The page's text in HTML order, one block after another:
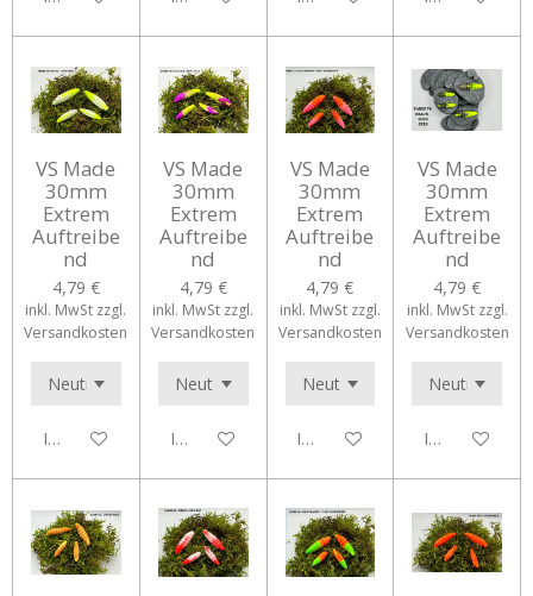
VS Made
30mm
Extrem
Auftreibe
nd
4,79 €
inkl. MwSt zzgl.
Versandkosten
In den Warenkorb
VS Made
30mm
Extrem
Auftreibe
nd
4,79 €
inkl. MwSt zzgl.
Versandkosten
In den Warenkorb
VS Made
30mm
Extrem
Auftreibe
nd
4,79 €
inkl. MwSt zzgl.
Versandkosten
In den Warenkorb
VS Made
30mm
Extrem
Auftreibe
nd
4,79 €
inkl. MwSt zzgl.
Versandkosten
In den